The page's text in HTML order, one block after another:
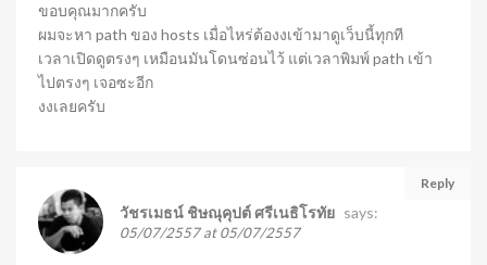
ขอบคุณมากครับ
ผมจะหา path ของ hosts เมื่อไหร่ต้องงเข้ามาดูเว็บนี้ทุกที
เวลาเปิดดูตรงๆ เหมือนมันโดนซ่อนไว้ แต่เวลาพิมพ์ path เข้า
ไปตรงๆ เจอซะอีก
งงเลยครับ
Reply
วัชรเมธน์ ชิษณุคุปต์ ศรีเนธิโรทัย says:
05/07/2557 at 05/07/2557